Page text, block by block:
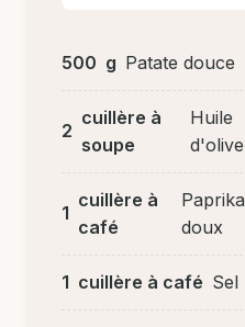
500 g Patate douce
2
cuillère à
soupe
Huile
d'olive
1
cuillère à
café
Paprika
doux
1 cuillère à café Sel